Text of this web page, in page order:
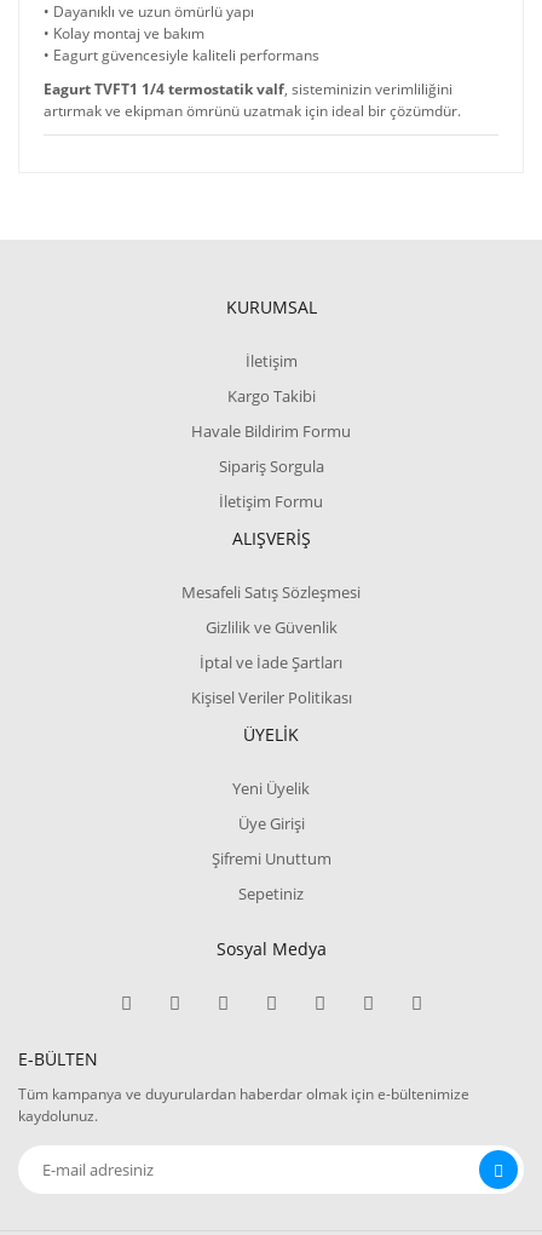
• Dayanıklı ve uzun ömürlü yapı
• Kolay montaj ve bakım
• Eagurt güvencesiyle kaliteli performans
Eagurt TVFT1 1/4 termostatik valf, sisteminizin verimliliğini
artırmak ve ekipman ömrünü uzatmak için ideal bir çözümdür.
KURUMSAL
İletişim
Kargo Takibi
Havale Bildirim Formu
Sipariş Sorgula
İletişim Formu
ALIŞVERİŞ
Mesafeli Satış Sözleşmesi
Gizlilik ve Güvenlik
İptal ve İade Şartları
Kişisel Veriler Politikası
ÜYELİK
Yeni Üyelik
Üye Girişi
Şifremi Unuttum
Sepetiniz
Sosyal Medya
E-BÜLTEN
Tüm kampanya ve duyurulardan haberdar olmak için e-bültenimize
kaydolunuz.